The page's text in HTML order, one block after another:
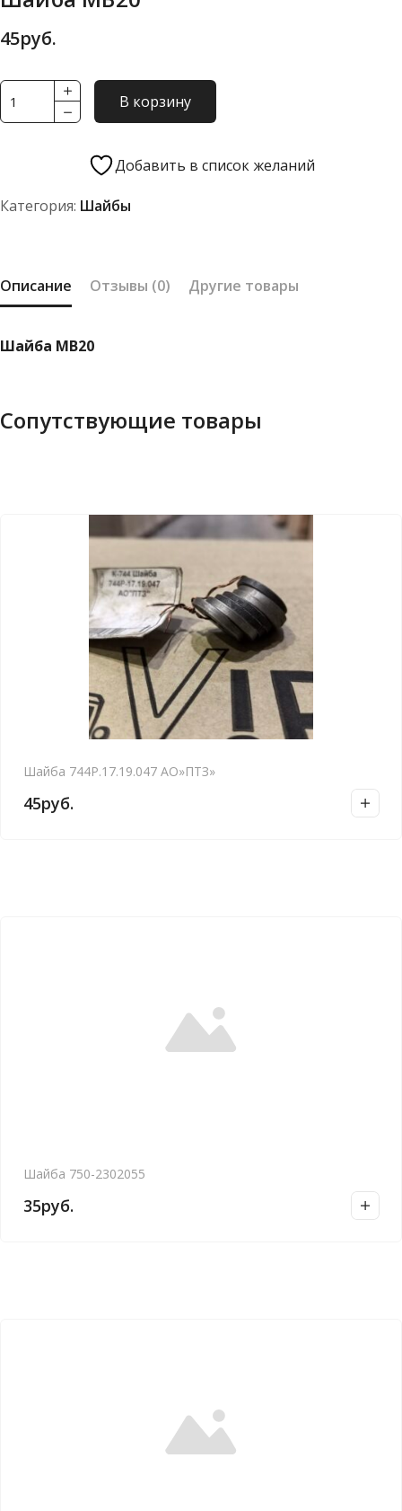
45руб.
Количество
товара
В корзину
Добавить в список желаний
Категория: Шайбы
Описание Отзывы (0) Другие товары
Шайба МВ20
Сопутствующие товары
Шайба 744Р.17.19.047 АО»ПТЗ»
45руб.
Шайба 750-2302055
35руб.